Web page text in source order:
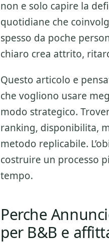
non e solo capire la
quotidiane che
spesso da poche
chiaro crea attrito,
Questo articolo e
che vogliono usare
modo strategico.
ranking, disponibilita,
metodo replicabile.
costruire un processo
tempo.
Perche
per B&B e